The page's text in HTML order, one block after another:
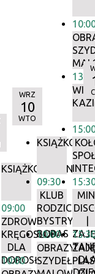
KSIĄŻKODZIELNIA
09:00
ZDROWY
KRĘGOSŁUP
DLA
DOROSŁYCH
10:00
WRZ
10
WTO
09:30
KLUB
RODZICÓW:
BYSTRY
BOBAS
10:00
OBRAZY
SZYDEŁKIEM